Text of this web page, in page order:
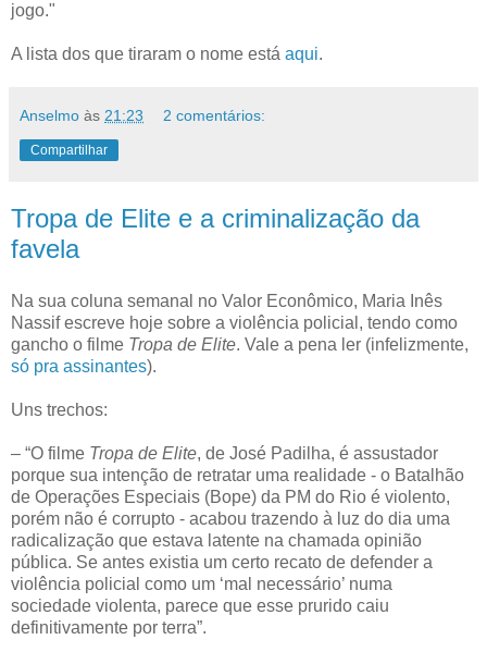
jogo."
A lista dos que tiraram o nome está aqui.
Anselmo às 21:23 2 comentários:
Compartilhar
Tropa de Elite e a criminalização da
favela
Na sua coluna semanal no Valor Econômico, Maria Inês
Nassif escreve hoje sobre a violência policial, tendo como
gancho o filme Tropa de Elite. Vale a pena ler (infelizmente,
só pra assinantes).
Uns trechos:
– “O filme Tropa de Elite, de José Padilha, é assustador
porque sua intenção de retratar uma realidade - o Batalhão
de Operações Especiais (Bope) da PM do Rio é violento,
porém não é corrupto - acabou trazendo à luz do dia uma
radicalização que estava latente na chamada opinião
pública. Se antes existia um certo recato de defender a
violência policial como um ‘mal necessário’ numa
sociedade violenta, parece que esse prurido caiu
definitivamente por terra”.